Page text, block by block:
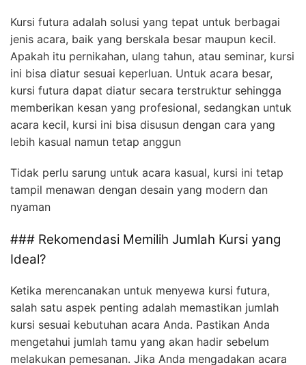
Kursi futura adalah solusi yang tepat untuk berbagai
jenis acara, baik yang berskala besar maupun kecil.
Apakah itu pernikahan, ulang tahun, atau seminar, kursi
ini bisa diatur sesuai keperluan. Untuk acara besar,
kursi futura dapat diatur secara terstruktur sehingga
memberikan kesan yang profesional, sedangkan untuk
acara kecil, kursi ini bisa disusun dengan cara yang
lebih kasual namun tetap anggun
Tidak perlu sarung untuk acara kasual, kursi ini tetap
tampil menawan dengan desain yang modern dan
nyaman
### Rekomendasi Memilih Jumlah Kursi yang
Ideal?
Ketika merencanakan untuk menyewa kursi futura,
salah satu aspek penting adalah memastikan jumlah
kursi sesuai kebutuhan acara Anda. Pastikan Anda
mengetahui jumlah tamu yang akan hadir sebelum
melakukan pemesanan. Jika Anda mengadakan acara